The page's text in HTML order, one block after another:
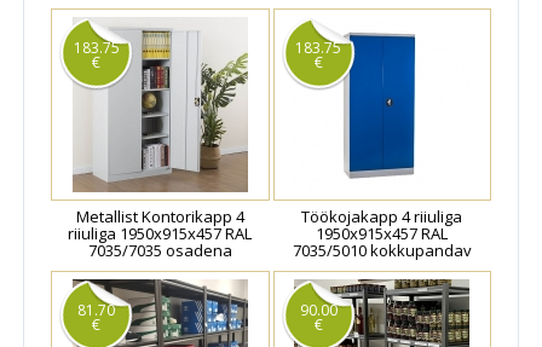
183.75
€
Metallist Kontorikapp 4
riiuliga 1950x915x457 RAL
7035/7035 osadena
183.75
€
Töökojakapp 4 riiuliga
1950x915x457 RAL
7035/5010 kokkupandav
81.70
€
90.00
€